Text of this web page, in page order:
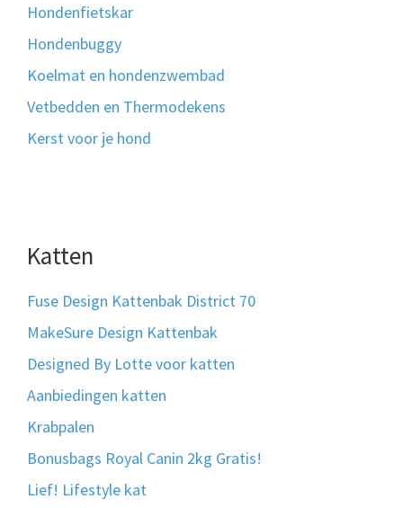
Hondenfietskar
Hondenbuggy
Koelmat en hondenzwembad
Vetbedden en Thermodekens
Kerst voor je hond
Katten
Fuse Design Kattenbak District 70
MakeSure Design Kattenbak
Designed By Lotte voor katten
Aanbiedingen katten
Krabpalen
Bonusbags Royal Canin 2kg Gratis!
Lief! Lifestyle kat